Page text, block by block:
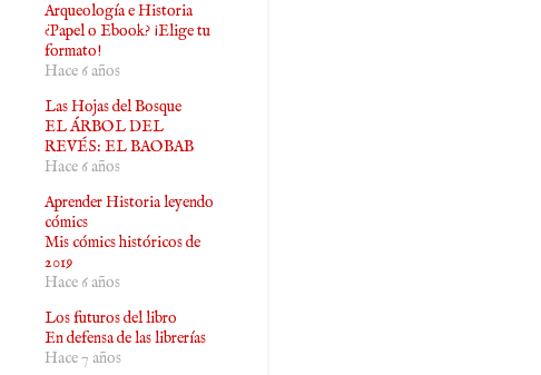
Arqueología e Historia
¿Papel o Ebook? ¡Elige tu
formato!
Hace 6 años
Las Hojas del Bosque
EL ÁRBOL DEL
REVÉS: EL BAOBAB
Hace 6 años
Aprender Historia leyendo
cómics
Mis cómics históricos de
2019
Hace 6 años
Los futuros del libro
En defensa de las librerías
Hace 7 años